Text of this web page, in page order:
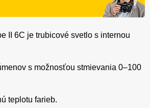
II 6C je trubicové svetlo s internou
s možnosťou stmievania 0–100
teplotu farieb.